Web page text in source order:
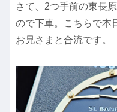
さて、2つ手前の東長
ので下車。こちらで本
お兄さまと合流です。